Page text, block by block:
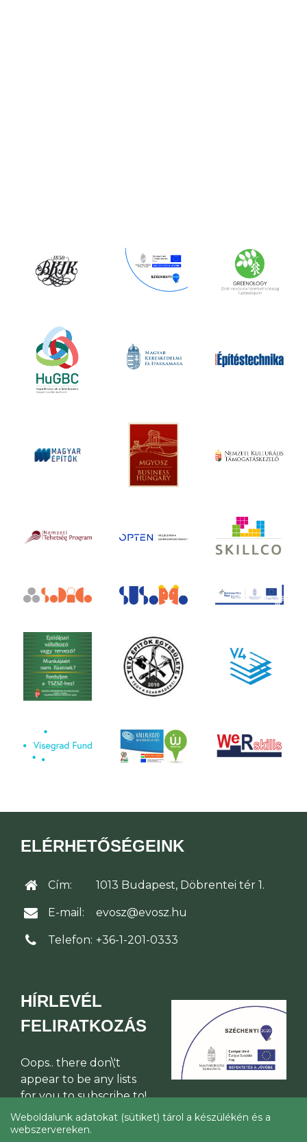
ELÉRHETŐSÉGEINK
Cím: 1013 Budapest, Döbrentei tér 1.
E-mail: evosz@evosz.hu
Telefon: +36-1-201-0333
HÍRLEVÉL
FELIRATKOZÁS
Oops.. there don\'t
appear to be any lists
for you to subscribe to!
Weboldalunk adatokat (sütiket) tárol a készülékén és a
webszervereken.